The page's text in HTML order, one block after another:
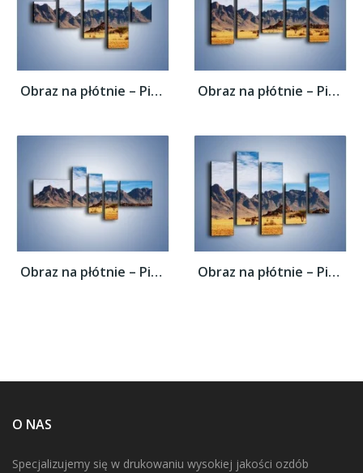
Obraz na płótnie – Piasek nie tylko na... Obraz na płótnie – Piasek nie tylko na...
Obraz na płótnie – Piasek nie tylko na... Obraz na płótnie – Piasek nie tylko na...
O NAS
Specjalizujemy się w drukowaniu wysokiej jakości ozdób